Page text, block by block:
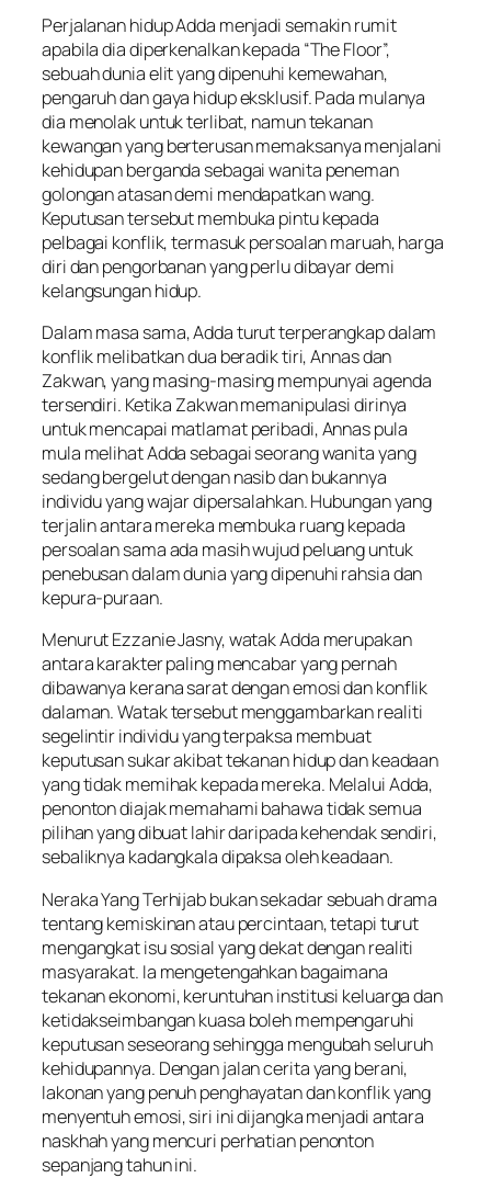
Perjalanan hidup Adda menjadi semakin rumit
apabila dia diperkenalkan kepada “The Floor”,
sebuah dunia elit yang dipenuhi kemewahan,
pengaruh dan gaya hidup eksklusif. Pada mulanya
dia menolak untuk terlibat, namun tekanan
kewangan yang berterusan memaksanya menjalani
kehidupan berganda sebagai wanita peneman
golongan atasan demi mendapatkan wang.
Keputusan tersebut membuka pintu kepada
pelbagai konflik, termasuk persoalan maruah, harga
diri dan pengorbanan yang perlu dibayar demi
kelangsungan hidup.
Dalam masa sama, Adda turut terperangkap dalam
konflik melibatkan dua beradik tiri, Annas dan
Zakwan, yang masing-masing mempunyai agenda
tersendiri. Ketika Zakwan memanipulasi dirinya
untuk mencapai matlamat peribadi, Annas pula
mula melihat Adda sebagai seorang wanita yang
sedang bergelut dengan nasib dan bukannya
individu yang wajar dipersalahkan. Hubungan yang
terjalin antara mereka membuka ruang kepada
persoalan sama ada masih wujud peluang untuk
penebusan dalam dunia yang dipenuhi rahsia dan
kepura-puraan.
Menurut Ezzanie Jasny, watak Adda merupakan
antara karakter paling mencabar yang pernah
dibawanya kerana sarat dengan emosi dan konflik
dalaman. Watak tersebut menggambarkan realiti
segelintir individu yang terpaksa membuat
keputusan sukar akibat tekanan hidup dan keadaan
yang tidak memihak kepada mereka. Melalui Adda,
penonton diajak memahami bahawa tidak semua
pilihan yang dibuat lahir daripada kehendak sendiri,
sebaliknya kadangkala dipaksa oleh keadaan.
Neraka Yang Terhijabbukan sekadar sebuah drama
tentang kemiskinan atau percintaan, tetapi turut
mengangkat isu sosial yang dekat dengan realiti
masyarakat. Ia mengetengahkan bagaimana
tekanan ekonomi, keruntuhan institusi keluarga dan
ketidakseimbangan kuasa boleh mempengaruhi
keputusan seseorang sehingga mengubah seluruh
kehidupannya. Dengan jalan cerita yang berani,
lakonan yang penuh penghayatan dan konflik yang
menyentuh emosi, siri ini dijangka menjadi antara
naskhah yang mencuri perhatian penonton
sepanjang tahun ini.